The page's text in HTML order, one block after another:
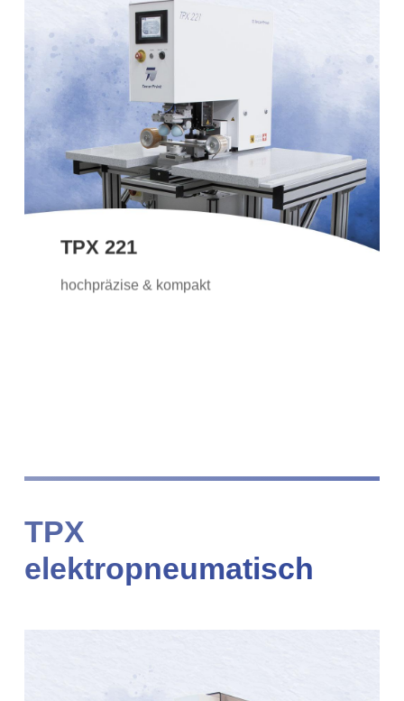
TPX 221
hochpräzise & kompakt
TPX 221
Unsere kompakte hochpräzise Maschine
mit elektromechanischem Antrieb, die
sich auch für die anspruchsvollsten
Anwendungen mit höchster Präzision
und Wiederholgenauigkeit eignet.
TPX
elektropneumatisch